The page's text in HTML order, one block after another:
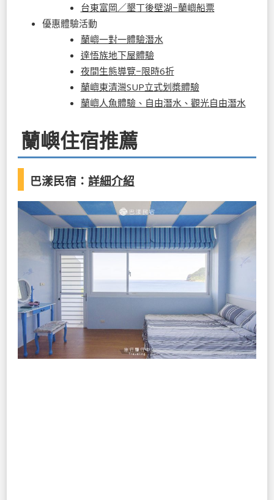
台東富岡／墾丁後壁湖−蘭嶼船票
優惠體驗活動
蘭嶼一對一體驗潛水
達悟族地下屋體驗
夜間生態導覽−限時6折
蘭嶼東清灣SUP立式划槳體驗
蘭嶼人魚體驗、自由潛水、觀光自由潛水
蘭嶼住宿推薦
巴漾民宿： 詳細介紹